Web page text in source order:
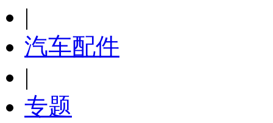
|
汽车配件
|
专题